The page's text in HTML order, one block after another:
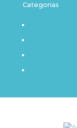
Categorias